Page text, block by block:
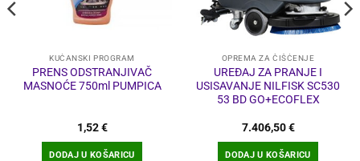
KUĆANSKI PROGRAM
PRENS ODSTRANJIVAČ
MASNOĆE 750ml PUMPICA
1,52€
DODAJ U KOŠARICU
OPREMA ZA ČIŠĆENJE
UREĐAJ ZA PRANJE I
USISAVANJE NILFISK SC530
53 BD GO+ECOFLEX
7.406,50€
DODAJ U KOŠARICU